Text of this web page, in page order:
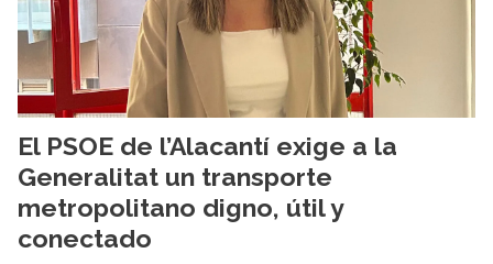
El PSOE de l’Alacantí exige a la
Generalitat un transporte
metropolitano digno, útil y
conectado